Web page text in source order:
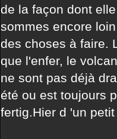
de la façon dont
sommes encore
des choses à faire.
que l'enfer, le
ne sont pas déjà
été ou est toujours
fertig.Hier d 'un